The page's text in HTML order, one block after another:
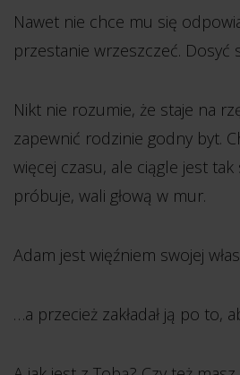
Nawet nie chce mu się
przestanie wrzeszczeć. Dosyć
Nikt nie rozumie, że staje na
zapewnić rodzinie godny byt.
więcej czasu, ale ciągle jest
próbuje, wali głową w mur.
Adam jest więźniem swojej
…a przecież zakładał ją po to,